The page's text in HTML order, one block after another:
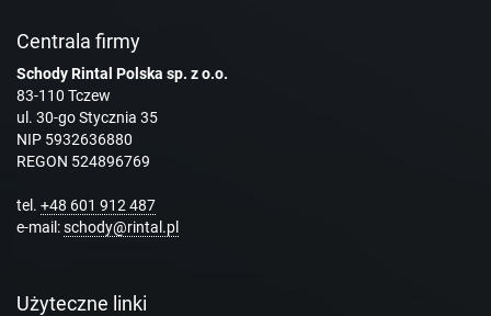
Centrala firmy
Schody Rintal Polska sp. z o.o.
83-110 Tczew
ul. 30-go Stycznia 35
NIP 5932636880
REGON 524896769
tel. +48 601 912 487
e-mail:schody@rintal.pl
Użyteczne linki